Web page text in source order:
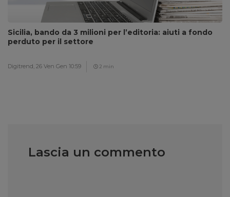
Sicilia, bando da 3 milioni per l’editoria: aiuti a fondo
perduto per il settore
Digitrend, 26 Ven Gen 10:59 2 min
Lascia un commento